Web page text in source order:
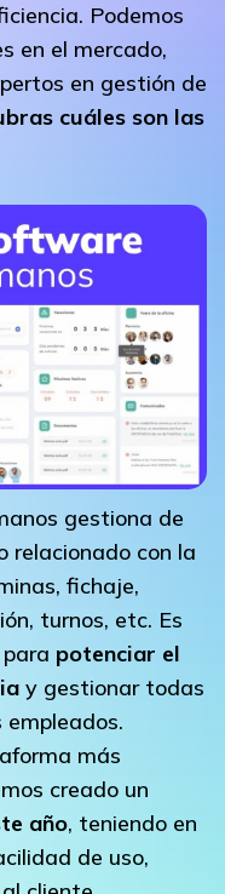
Podemos
en el mercado,
en gestión de
cuáles son las
gestiona de
relacionado con la
fichaje,
turnos, etc. Es
potenciar el
y gestionar todas
más
creado un
año, teniendo en
de uso,